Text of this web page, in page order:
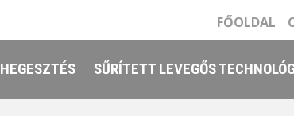
FŐOLDAL
HEGESZTÉS SŰRÍTETT LEVEGŐS